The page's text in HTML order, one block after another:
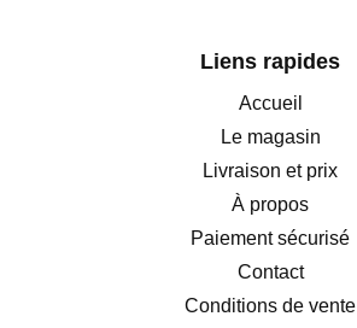
Liens rapides
Accueil
Le magasin
Livraison et prix
À propos
Paiement sécurisé
Contact
Conditions de vente